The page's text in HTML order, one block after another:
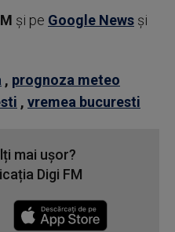
şi pe Google News şi
, prognoza meteo
, vremea bucuresti
mai ușor?
Digi FM